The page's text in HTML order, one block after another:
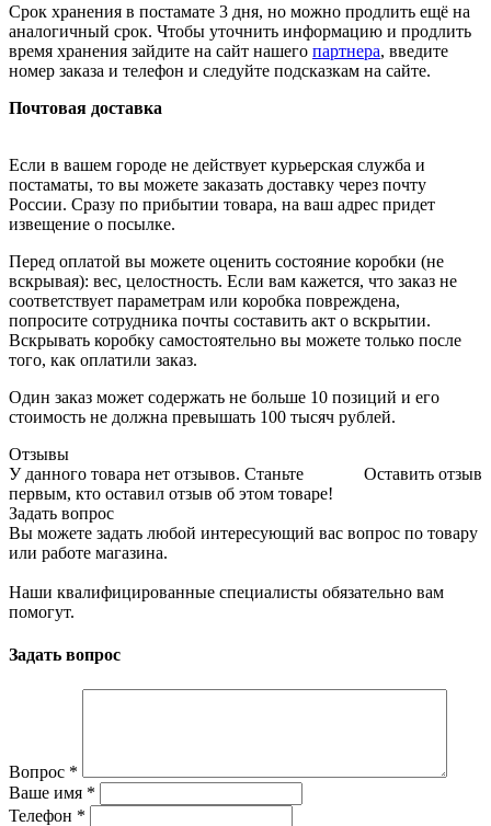
Срок хранения в постамате 3 дня, но можно продлить ещё на
аналогичный срок. Чтобы уточнить информацию и продлить
время хранения зайдите на сайт нашего партнера, введите
номер заказа и телефон и следуйте подсказкам на сайте.
Почтовая доставка
Если в вашем городе не действует курьерская служба и
постаматы, то вы можете заказать доставку через почту
России. Сразу по прибытии товара, на ваш адрес придет
извещение о посылке.
Перед оплатой вы можете оценить состояние коробки (не
вскрывая): вес, целостность. Если вам кажется, что заказ не
соответствует параметрам или коробка повреждена,
попросите сотрудника почты составить акт о вскрытии.
Вскрывать коробку самостоятельно вы можете только после
того, как оплатили заказ.
Один заказ может содержать не больше 10 позиций и его
стоимость не должна превышать 100 тысяч рублей.
Отзывы
Оставить отзыв
У данного товара нет отзывов. Станьте
первым, кто оставил отзыв об этом товаре!
Задать вопрос
Вы можете задать любой интересующий вас вопрос по товару
или работе магазина.
Наши квалифицированные специалисты обязательно вам
помогут.
Задать вопрос
Вопрос *
Ваше имя *
Телефон *